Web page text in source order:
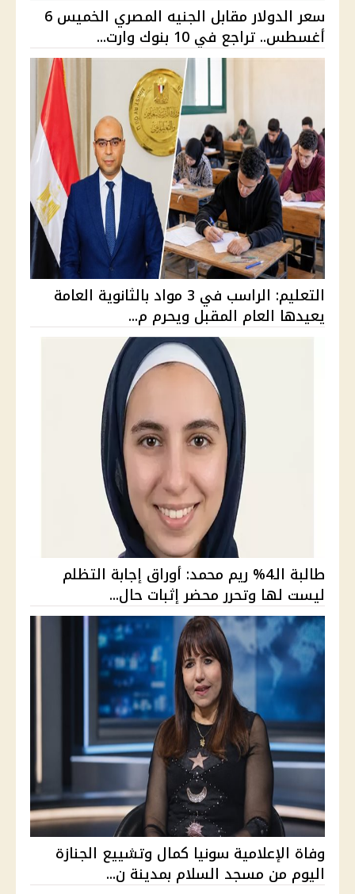
سعر الدولار مقابل الجنيه المصري الخميس 6
أغسطس.. تراجع في 10 بنوك وارت...
التعليم: الراسب في 3 مواد بالثانوية العامة
يعيدها العام المقبل ويحرم م...
طالبة الـ4% ريم محمد: أوراق إجابة التظلم
ليست لها وتحرر محضر إثبات حال...
وفاة الإعلامية سونيا كمال وتشييع الجنازة
اليوم من مسجد السلام بمدينة ن...